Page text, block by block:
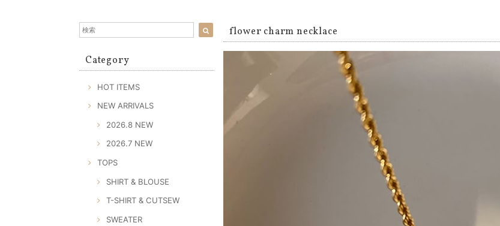
Category
HOT ITEMS
NEW ARRIVALS
2026.8 NEW
2026.7 NEW
TOPS
SHIRT & BLOUSE
T-SHIRT & CUTSEW
SWEATER
flower charm necklace